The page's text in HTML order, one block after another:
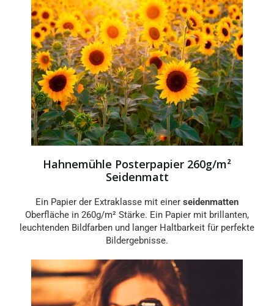
Hahnemühle Posterpapier 260g/m²
Seidenmatt
Ein Papier der Extraklasse mit einer seidenmatten
Oberfläche in 260g/m² Stärke. Ein Papier mit brillanten,
leuchtenden Bildfarben und langer Haltbarkeit für perfekte
Bildergebnisse.